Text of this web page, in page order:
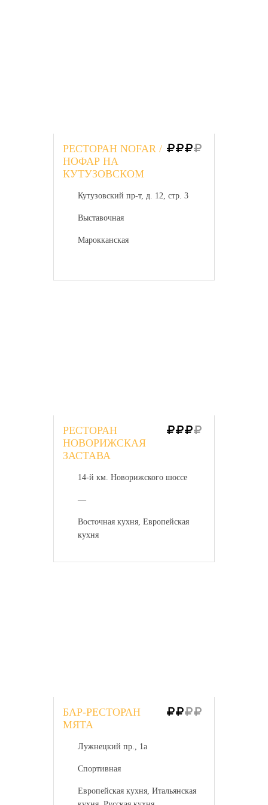
РЕСТОРАН NOFAR /
НОФАР НА
КУТУЗОВСКОМ
Кутузовский пр-т, д. 12, стр. 3
Выставочная
Марокканская
РЕСТОРАН
НОВОРИЖСКАЯ
ЗАСТАВА
14-й км. Новорижского шоссе
—
Восточная кухня, Европейская
кухня
БАР-РЕСТОРАН
МЯТА
Лужнецкий пр., 1а
Спортивная
Европейская кухня, Итальянская